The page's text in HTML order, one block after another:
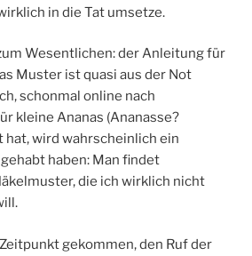
in die Tat umsetze.
Wesentlichen: der Anleitung für
Muster ist quasi aus der Not
schonmal online nach
kleine Ananas (Ananasse?
hat, wird wahrscheinlich ein
haben: Man findet
die ich wirklich nicht
gekommen, den Ruf der